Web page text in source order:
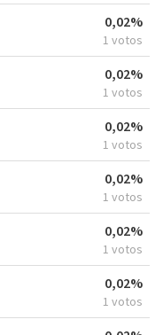
0,02%
1 votos
0,02%
1 votos
0,02%
1 votos
0,02%
1 votos
0,02%
1 votos
0,02%
1 votos